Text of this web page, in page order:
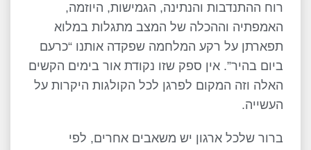
רוח ההתנדבות והנתינה, הגמישות, היוזמה,
האמפתיה וההכלה של המצב מתגלות במלוא
תפארתן על רקע המלחמה שפקדה אותנו “כרעם
ביום בהיר”. אין ספק שזו נקודת אור בימים הקשים
האלה וזה המקום לפרגן לכל הקולגות היקרות על
העשייה.
ברור שלכל ארגון יש משאבים אחרים, לפי